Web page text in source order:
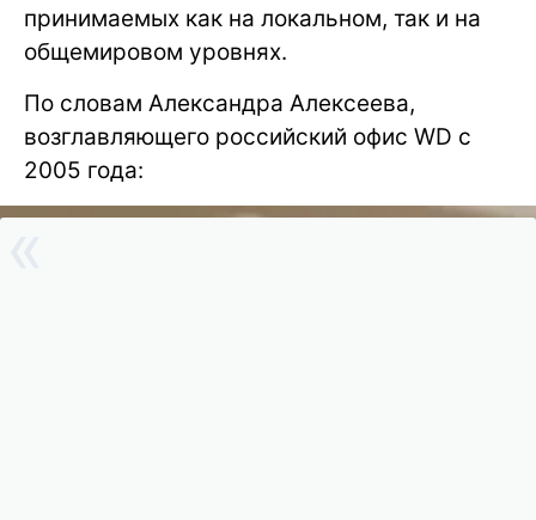
принимаемых как на локальном, так и на
общемировом уровнях.
По словам Александра Алексеева,
возглавляющего российский офис WD с
2005 года: